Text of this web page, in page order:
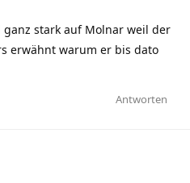
stark auf Molnar weil der
erwähnt warum er bis dato
Antworten